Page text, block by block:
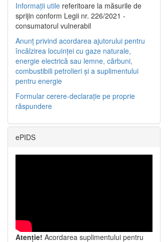
Informații utile referitoare la măsurile de
sprijin conform Legii nr. 226/2021 -
consumatorul vulnerabil
Anunț privind acordarea ajutorului pentru
încălzirea locuinței cu gaze naturale,
energie electrică sau lemne, cărbuni,
combustibili petrolieri și a suplimentului
pentru energie
Formular cerere-declarație pe proprie
răspundere
ePIDS
Atenție! Acordarea suplimentului pentru